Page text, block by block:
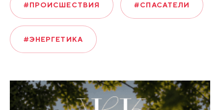
#ПРОИСШЕСТВИЯ #СПАСАТЕЛИ
#ЭНЕРГЕТИКА